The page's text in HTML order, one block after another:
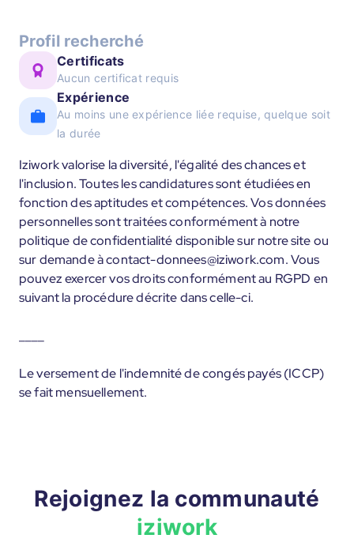
Profil recherché
Certificats
Aucun certificat requis
Expérience
Au moins une expérience liée requise, quelque soit
la durée
Iziwork valorise la diversité, l'égalité des chances et
l'inclusion. Toutes les candidatures sont étudiées en
fonction des aptitudes et compétences. Vos données
personnelles sont traitées conformément à notre
politique de confidentialité disponible sur notre site ou
sur demande à contact-donnees@iziwork.com. Vous
pouvez exercer vos droits conformément au RGPD en
suivant la procédure décrite dans celle-ci.
Le versement de l'indemnité de congés payés (ICCP)
se fait mensuellement.
Rejoignez la communauté
iziwork